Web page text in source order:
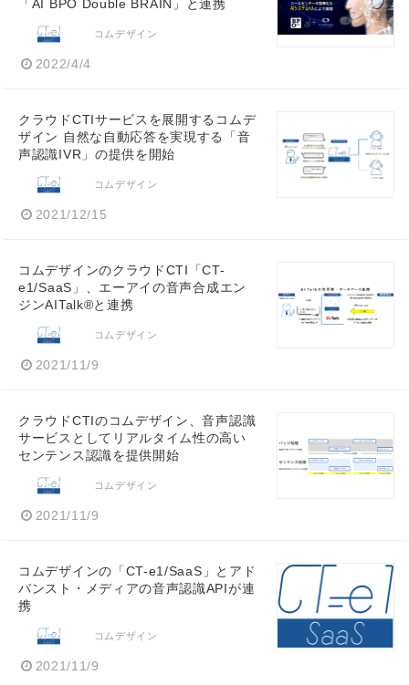
「AI BPO Double BRAIN」と連携
コムデザイン
2022/4/4
クラウドCTIサービスを展開するコムデ
ザイン 自然な自動応答を実現する「音
声認識IVR」の提供を開始
コムデザイン
2021/12/15
コムデザインのクラウドCTI「CT-
e1/SaaS」、エーアイの音声合成エン
ジンAITalk®と連携
コムデザイン
2021/11/9
クラウドCTIのコムデザイン、音声認識
サービスとしてリアルタイム性の高い
センテンス認識を提供開始
コムデザイン
2021/11/9
コムデザインの「CT-e1/SaaS」とアド
バンスト・メディアの音声認識APIが連
携
コムデザイン
2021/11/9